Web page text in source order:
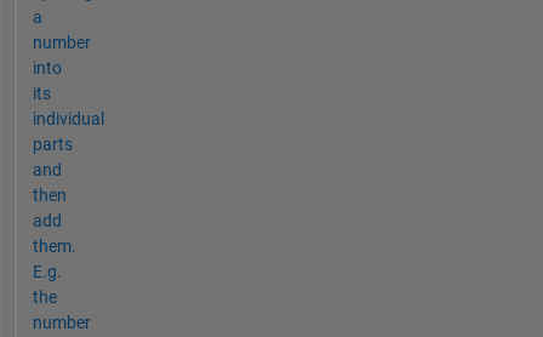
a
number
into
its
individual
parts
and
then
add
them.
E.g.
the
number